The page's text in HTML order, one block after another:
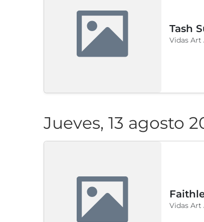
Tash
Vidas Art
Jueves, 13 agosto
Vidas Art